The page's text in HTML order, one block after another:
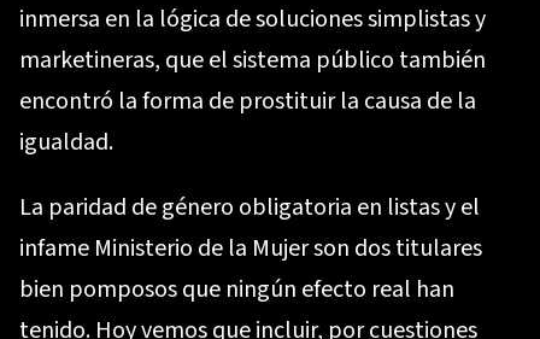
inmersa en la lógica de soluciones simplistas y
marketineras, que el sistema público también
encontró la forma de prostituir la causa de la
igualdad.
La paridad de género obligatoria en listas y el
infame Ministerio de la Mujer son dos titulares
bien pomposos que ningún efecto real han
tenido. Hoy vemos que incluir, por cuestiones